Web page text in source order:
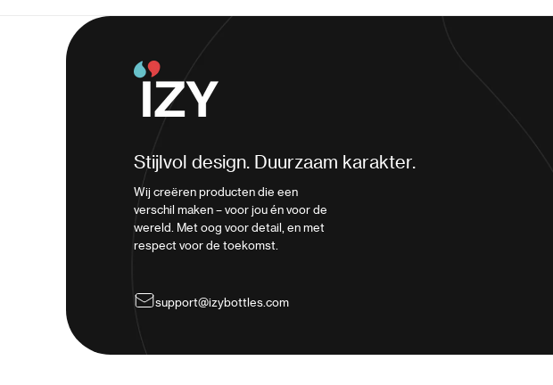
Stijlvol design. Duurzaam karakter.
Wij creëren producten die een
verschil maken – voor jou én voor de
wereld. Met oog voor detail, en met
respect voor de toekomst.
support@izybottles.com